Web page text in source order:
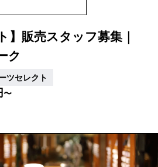
】販売スタッフ募集｜
ク
ツセレクト
〜